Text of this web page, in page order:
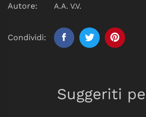
Autore: A.A. V.V.
Condividi:
Suggeriti